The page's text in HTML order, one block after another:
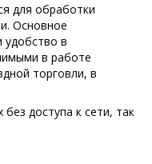
для обработки
Основное
в
в работе
торговли, в
доступа к сети, так